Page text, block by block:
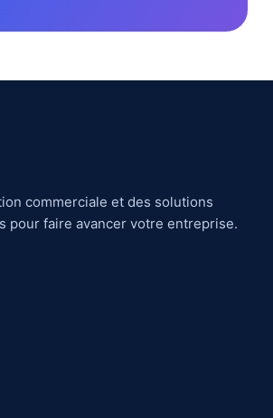
commerciale et des solutions
pour faire avancer votre entreprise.